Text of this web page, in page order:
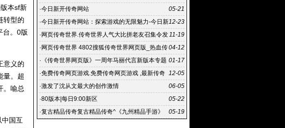
本sf新
转型的
台。0版
意义的
量。超
。喻总
国互
05-21
·今日新开传奇网站
12-23
·今日新开传奇网站：探索游戏的无限魅力-今日新
开传奇网站：玩家们的乐园
11-19
· 网页传奇世界.传奇世界人气大比拼老友召集令发
布
04-12
· 网页传奇世界 4802搜狐传奇世界网页版_热血传
奇网页版官网
01-17
· 《传奇世界网页版》一周年马丽代言新版本专题
12-05
·免费传奇网页游戏.免费传奇网页游戏 ,最新传奇
网页游戏排行榜
06-05
·激发了沈从文最大的创作激情
05-22
·80版本|每日9:00新区
05-19
·复古精品传奇复古精品传奇^《九州精品手游》